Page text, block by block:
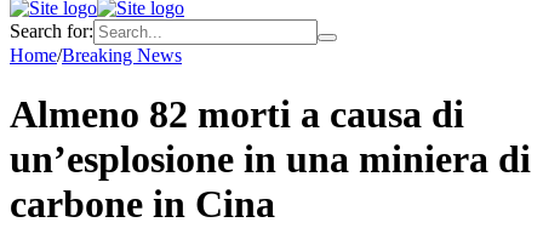
Search for:
Home/Breaking News
Almeno 82 morti a causa di
un’esplosione in una miniera di
carbone in Cina